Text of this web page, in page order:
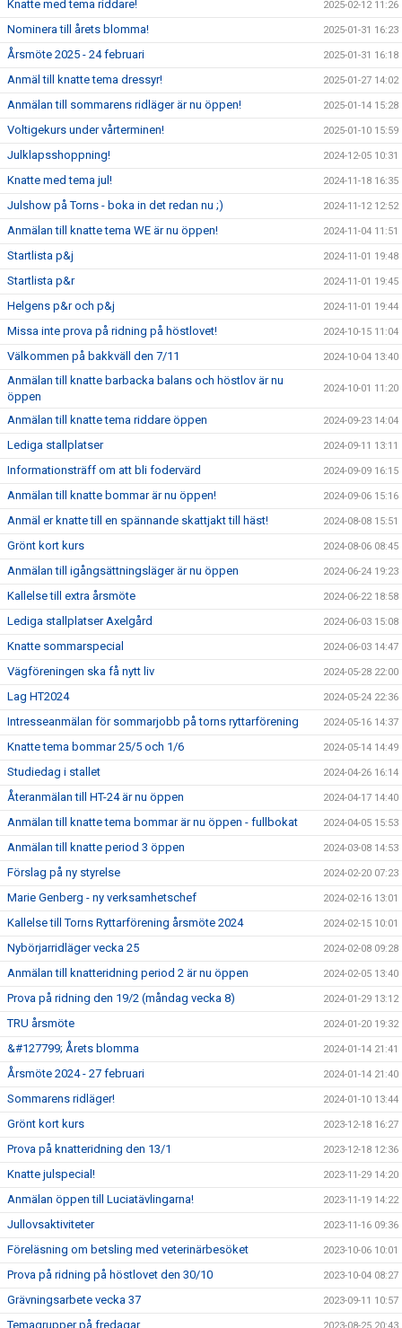
Knatte med tema riddare! 2025-02-12 11:26
Nominera till årets blomma! 2025-01-31 16:23
Årsmöte 2025 - 24 februari 2025-01-31 16:18
Anmäl till knatte tema dressyr! 2025-01-27 14:02
Anmälan till sommarens ridläger är nu öppen! 2025-01-14 15:28
Voltigekurs under vårterminen! 2025-01-10 15:59
Julklapsshoppning! 2024-12-05 10:31
Knatte med tema jul! 2024-11-18 16:35
Julshow på Torns - boka in det redan nu ;) 2024-11-12 12:52
Anmälan till knatte tema WE är nu öppen! 2024-11-04 11:51
Startlista p&j 2024-11-01 19:48
Startlista p&r 2024-11-01 19:45
Helgens p&r och p&j 2024-11-01 19:44
Missa inte prova på ridning på höstlovet! 2024-10-15 11:04
Välkommen på bakkväll den 7/11 2024-10-04 13:40
Anmälan till knatte barbacka balans och höstlov är nu
öppen
2024-10-01 11:20
Anmälan till knatte tema riddare öppen 2024-09-23 14:04
Lediga stallplatser 2024-09-11 13:11
Informationsträff om att bli fodervärd 2024-09-09 16:15
Anmälan till knatte bommar är nu öppen! 2024-09-06 15:16
Anmäl er knatte till en spännande skattjakt till häst! 2024-08-08 15:51
Grönt kort kurs 2024-08-06 08:45
Anmälan till igångsättningsläger är nu öppen 2024-06-24 19:23
Kallelse till extra årsmöte 2024-06-22 18:58
Lediga stallplatser Axelgård 2024-06-03 15:08
Knatte sommarspecial 2024-06-03 14:47
Vägföreningen ska få nytt liv 2024-05-28 22:00
Lag HT2024 2024-05-24 22:36
Intresseanmälan för sommarjobb på torns ryttarförening 2024-05-16 14:37
Knatte tema bommar 25/5 och 1/6 2024-05-14 14:49
Studiedag i stallet 2024-04-26 16:14
Återanmälan till HT-24 är nu öppen 2024-04-17 14:40
Anmälan till knatte tema bommar är nu öppen - fullbokat 2024-04-05 15:53
Anmälan till knatte period 3 öppen 2024-03-08 14:53
Förslag på ny styrelse 2024-02-20 07:23
Marie Genberg - ny verksamhetschef 2024-02-16 13:01
Kallelse till Torns Ryttarförening årsmöte 2024 2024-02-15 10:01
Nybörjarridläger vecka 25 2024-02-08 09:28
Anmälan till knatteridning period 2 är nu öppen 2024-02-05 13:40
Prova på ridning den 19/2 (måndag vecka 8) 2024-01-29 13:12
TRU årsmöte 2024-01-20 19:32
&#127799; Årets blomma 2024-01-14 21:41
Årsmöte 2024 - 27 februari 2024-01-14 21:40
Sommarens ridläger! 2024-01-10 13:44
Grönt kort kurs 2023-12-18 16:27
Prova på knatteridning den 13/1 2023-12-18 12:36
Knatte julspecial! 2023-11-29 14:20
Anmälan öppen till Luciatävlingarna! 2023-11-19 14:22
Jullovsaktiviteter 2023-11-16 09:36
Föreläsning om betsling med veterinärbesöket 2023-10-06 10:01
Prova på ridning på höstlovet den 30/10 2023-10-04 08:27
Grävningsarbete vecka 37 2023-09-11 10:57
Temagrupper på fredagar